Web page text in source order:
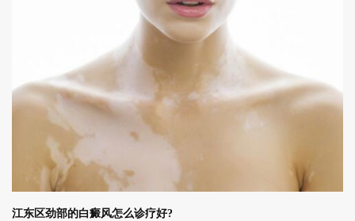
江东区劲部的白癜风怎么诊疗好?